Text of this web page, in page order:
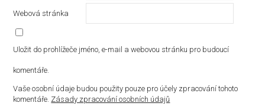
Webová stránka
Uložit do prohlížeče jméno, e-mail a webovou stránku pro budoucí
komentáře.
Vaše osobní údaje budou použity pouze pro účely zpracování tohoto
komentáře. Zásady zpracování osobních údajů